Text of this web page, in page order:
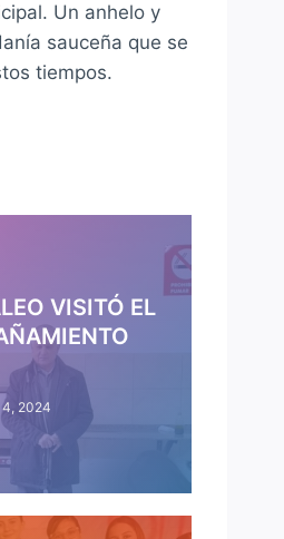
Un anhelo y
sauceña que se
tiempos.
VISITÓ EL
2024